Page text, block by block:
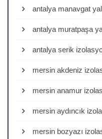
antalya manavgat
antalya muratpaşa
antalya serik
mersin akdeniz
mersin anamur
mersin aydıncık
mersin bozyazı